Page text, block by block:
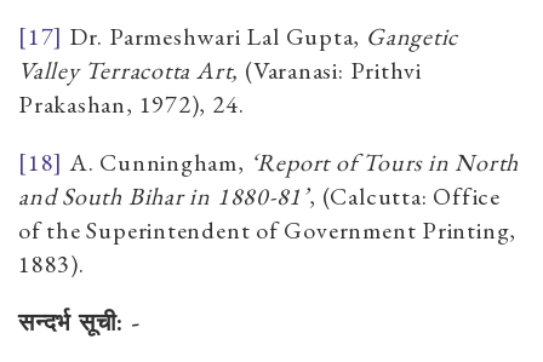
[17] Dr. Parmeshwari Lal Gupta, Gangetic
Valley Terracotta Art, (Varanasi: Prithvi
Prakashan, 1972), 24.
[18] A. Cunningham, ‘Report of Tours in North
and South Bihar in 1880-81’, (Calcutta: Office
of the Superintendent of Government Printing,
1883).
सन्दर्भ सूची: -